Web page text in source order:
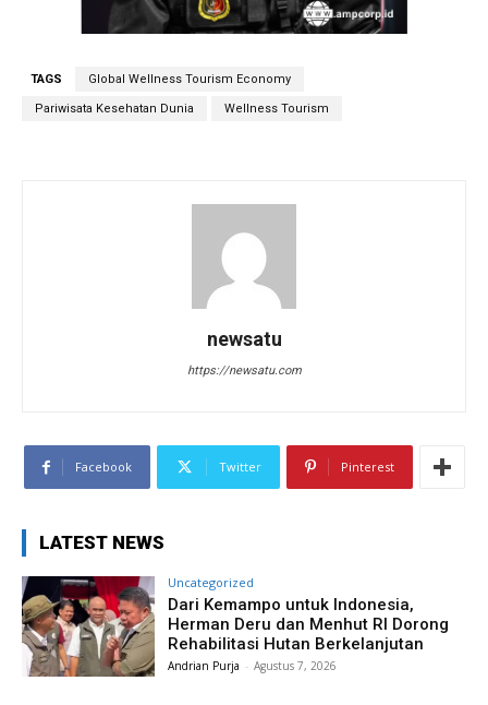
TAGS Global Wellness Tourism Economy
Pariwisata Kesehatan Dunia Wellness Tourism
newsatu
https://newsatu.com
Facebook Twitter Pinterest
LATEST NEWS
Uncategorized
Dari Kemampo untuk Indonesia,
Herman Deru dan Menhut RI Dorong
Rehabilitasi Hutan Berkelanjutan
Andrian Purja - Agustus 7, 2026